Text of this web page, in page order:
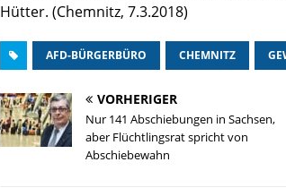
Hütter. (Chemnitz, 7.3.2018)
AFD-BÜRGERBÜRO CHEMNITZ
VORHERIGER
Nur 141 Abschiebungen in Sachsen,
aber Flüchtlingsrat spricht von
Abschiebewahn